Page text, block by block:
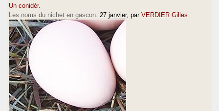
Un conidèr.
Les noms du nichet en gascon. 27 janvier, par VERDIER Gilles